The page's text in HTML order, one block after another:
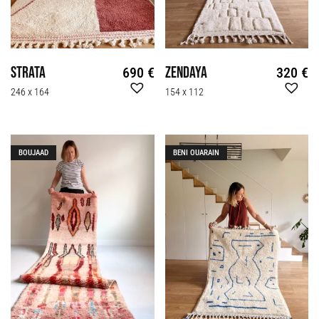
Strata 690 €
246 x 164
Zendaya 320 €
154 x 112
BOUJAAD BENI OUARAIN